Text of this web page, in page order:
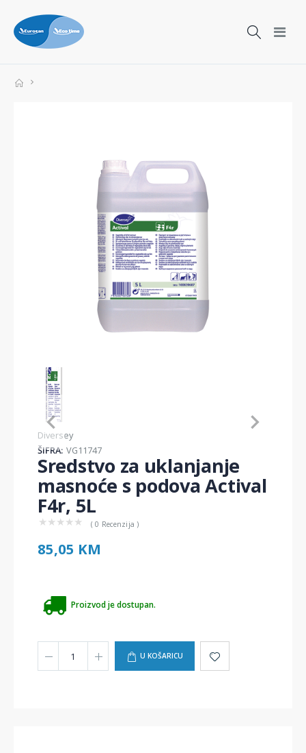
Item
1
of
1
Diversey
ŠIFRA: VG11747
Sredstvo za uklanjanje
masnoće s podova Actival
F4r, 5L
★ ★ ★ ★ ★ ( 0 Recenzija )
85,05 KM
Proizvod je dostupan.
U KOŠARICU